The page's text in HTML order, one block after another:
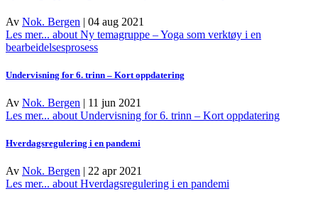
Av Nok. Bergen | 04 aug 2021
Les mer... about Ny temagruppe – Yoga som verktøy i en
bearbeidelsesprosess
Undervisning for 6. trinn – Kort oppdatering
Av Nok. Bergen | 11 jun 2021
Les mer... about Undervisning for 6. trinn – Kort oppdatering
Hverdagsregulering i en pandemi
Av Nok. Bergen | 22 apr 2021
Les mer... about Hverdagsregulering i en pandemi